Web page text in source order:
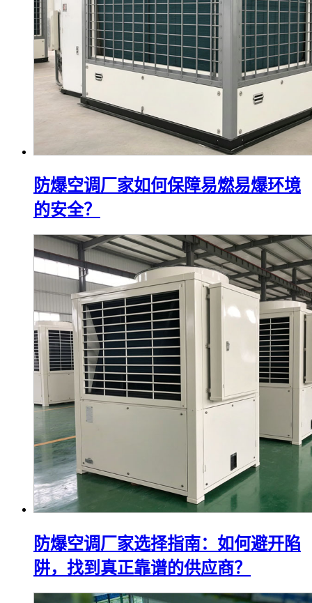
防爆空调厂家如何保障易燃易爆环境
的安全？
防爆空调厂家选择指南：如何避开陷
阱，找到真正靠谱的供应商？